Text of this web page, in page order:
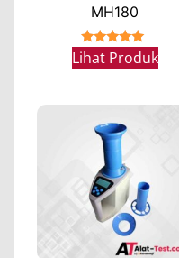
MH180
★★★★★
Lihat Produk